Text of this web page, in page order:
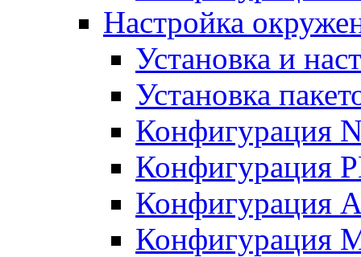
Настройка
Установка и
Установка
Конфигурация
Конфигурация
Конфигурация
Конфигурация